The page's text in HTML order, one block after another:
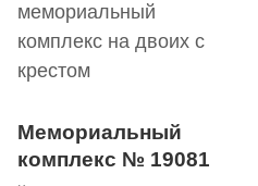
Мемориальный
комплекс № 19081